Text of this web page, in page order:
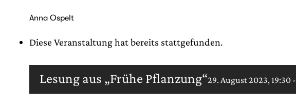
Anna Ospelt
Diese Veranstaltung hat bereits stattgefunden.
Lesung aus „Frühe Pflanzung“29. August 2023, 19:30 -